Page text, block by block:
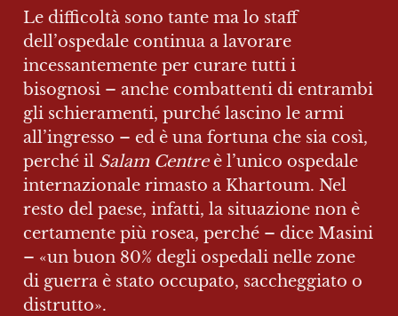
Le difficoltà sono tante ma lo staff
dell’ospedale continua a lavorare
incessantemente per curare tutti i
bisognosi – anche combattenti di entrambi
gli schieramenti, purché lascino le armi
all’ingresso – ed è una fortuna che sia così,
perché il Salam Centre è l’unico ospedale
internazionale rimasto a Khartoum. Nel
resto del paese, infatti, la situazione non è
certamente più rosea, perché – dice Masini
– «un buon 80% degli ospedali nelle zone
di guerra è stato occupato, saccheggiato o
distrutto».